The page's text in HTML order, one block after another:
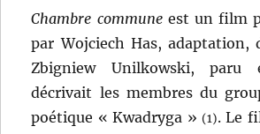
Chambre communeest un film
par Wojciech Has, adaptation,
Zbigniew Unilkowski, paru
décrivait les membres du
poétique « Kwadryga » (1). Le